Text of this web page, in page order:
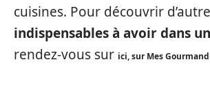
cuisines. Pour découvrir
indispensables à avoir dans
rendez-vous sur ici, sur Mes